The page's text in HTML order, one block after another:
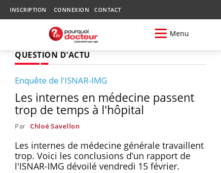
INSCRIPTION CONNEXION CONTACT
Menu
QUESTION D'ACTU
Enquête de l'ISNAR-IMG
Les internes en médecine passent
trop de temps à l'hôpital
Par Chloé Savellon
Les internes de médecine générale travaillent
trop. Voici les conclusions d’un rapport de
l'ISNAR-IMG dévoilé vendredi 15 février.